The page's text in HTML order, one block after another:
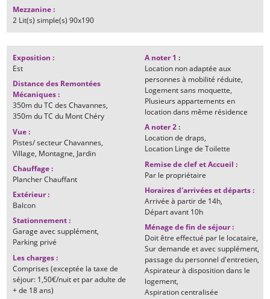
Mezzanine:
2 Lit(s) simple(s) 90x190
Exposition:
Est
Distance des Remontées
Mécaniques:
350mdu TC des Chavannes
350mdu TC du Mont Chéry
Vue:
Pistes/ secteur Chavannes
Village Montagne Jardin
Chauffage:
Plancher Chauffant
Extérieur:
Balcon
Stationnement:
Garage avec supplément
Parking privé
Les charges:
Comprises (exceptée la taxe de
séjour: 1,50€/nuit et par adulte de
+ de 18 ans)
A noter 1 :
Location non adaptée aux
personnes à mobilité réduite
Logement sans moquette
Plusieurs appartements en
location dans même résidence
A noter 2:
Location de draps
Location Linge de Toilette
Remise de clef et Accueil :
Par le propriétaire
Horaires d'arrivées et départs:
Arrivée à partir de 14h
Départ avant 10h
Ménage de fin de séjour:
Doit être effectué par le locataire
Sur demande et avec supplément,
passage du personnel d'entretien
Aspirateur à disposition dans le
logement
Aspiration centralisée